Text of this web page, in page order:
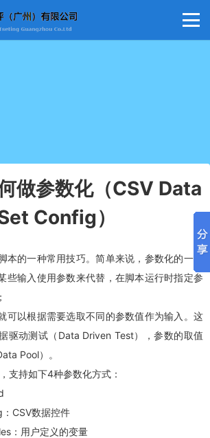
做参数化（CSV Data
Config）
本的一种常用技巧。简单来说，参数化的一般
些输入使用参数来代替，在脚本运行时指定参
可以根据需要选取不同的参数值作为输入。这
驱动测试（Data Driven Test），参数的取值
Pool）。
支持如下4种参数化方式：
CSV数据控件
：用户定义的变量